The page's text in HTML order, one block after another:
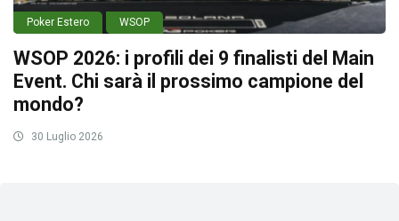
Poker Estero WSOP
WSOP 2026: i profili dei 9 finalisti del Main
Event. Chi sarà il prossimo campione del
mondo?
30 Luglio 2026